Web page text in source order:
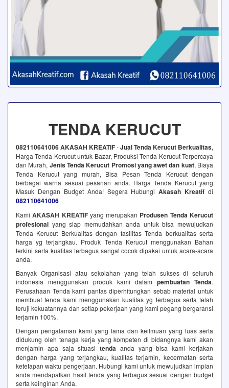
TENDA KERUCUT
082110641006 AKASAH KREATIF-Jual Tenda Kerucut Berkualitas,
Harga Tenda Kerucut untuk Bazar, Produksi Tenda Kerucut Terpercaya
dan Murah, Jenis Tenda Kerucut Promosi yang awet dan kuat, Biaya
Tenda Kerucut yang murah, Bisa Pesan Tenda Kerucut dengan
berbagai warna sesuai pesanan anda. Harga Tenda Kerucut yang
Masuk Dengan Budget Anda! Segera HubungiAkasah Kreatif di
082110641006
KamiAKASAH KREATIFyang merupakan Produsen Tenda Kerucut
profesional yang siap memudahkan anda untuk bisa mewujudkan
Tenda Kerucut Berkualitas dengan fasilitas Tenda berkualitas serta
harga yg terjangkau. Produk Tenda Kerucut menggunakan Bahan
terkini serta kualitas terbagus sangat cocok dipakai untuk acara-acara
anda.
Banyak Organisasi atau sekolahan yang telah sukses di seluruh
indonesia menggunakan produk kami dalam pembuatan Tenda.
Perusahaan Tenda kami pantas diperhitungkan sebab material untuk
membuat tenda kami menggunakan kualitas yg terbagus serta telah
teruji kekuatannya dan setiap pekerjaan yang kami pegang bergaransi
terjamin 100%.
Dengan pengalaman kami yang lama dan keilmuan yang luas serta
didukung oleh tenaga kerja yang kompeten di bidangnya kami akan
menjamin apa saja situasitenda anda yang bisa kami kerjakan
dengan harga yang terjangkau, kualitas terjamin, kecermatan serta
ketetapan waktu pengerjaan. Hubungi kami untuk mewujudkan impian
anda mendapatkan hasil tenda yang terbagus sesuai dengan budget
serta keinginan Anda.